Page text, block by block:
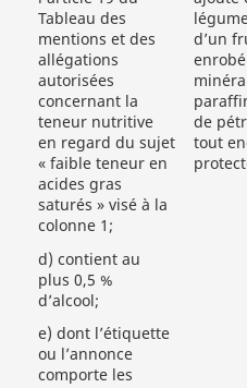
Tableau des
mentions et des
allégations
autorisées
concernant la
teneur nutritive
en regard du sujet
« faible teneur en
acides gras
saturés » visé à la
colonne 1;
d) contient au
plus 0,5 %
d’alcool;
e) dont l’étiquette
ou l’annonce
comporte les
d’un
de
tout